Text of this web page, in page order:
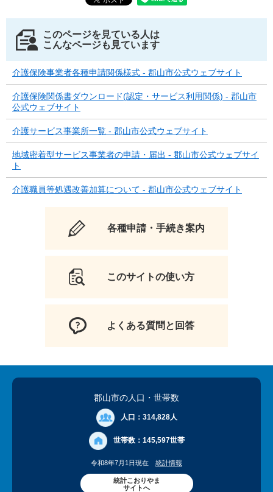
このページを見ている人は
こんなページも見ています
介護保険事業者各種申請関係様式 - 郡山市公式ウェブサイト
介護保険関係書ダウンロード(認定・サービス利用関係) - 郡山市
公式ウェブサイト
介護サービス事業所一覧 - 郡山市公式ウェブサイト
地域密着型サービス事業者の申請・届出 - 郡山市公式ウェブサイ
ト
介護職員等処遇改善加算について - 郡山市公式ウェブサイト
各種申請・手続き案内
このサイトの使い方
よくある質問と回答
郡山市の人口 ・世帯数
人口： 314,828人
世帯数： 145,597世帯
令和8年7月1日現在 統計情報
統計こおりやま
サイトへ